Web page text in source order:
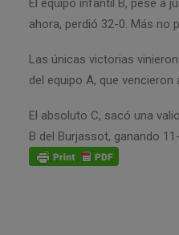
El equipo infantil B, pese a
ahora, perdió 32-0. Más no
Las únicas victorias
del equipo A, que
El absoluto C, sacó una
B del Burjassot, ganando